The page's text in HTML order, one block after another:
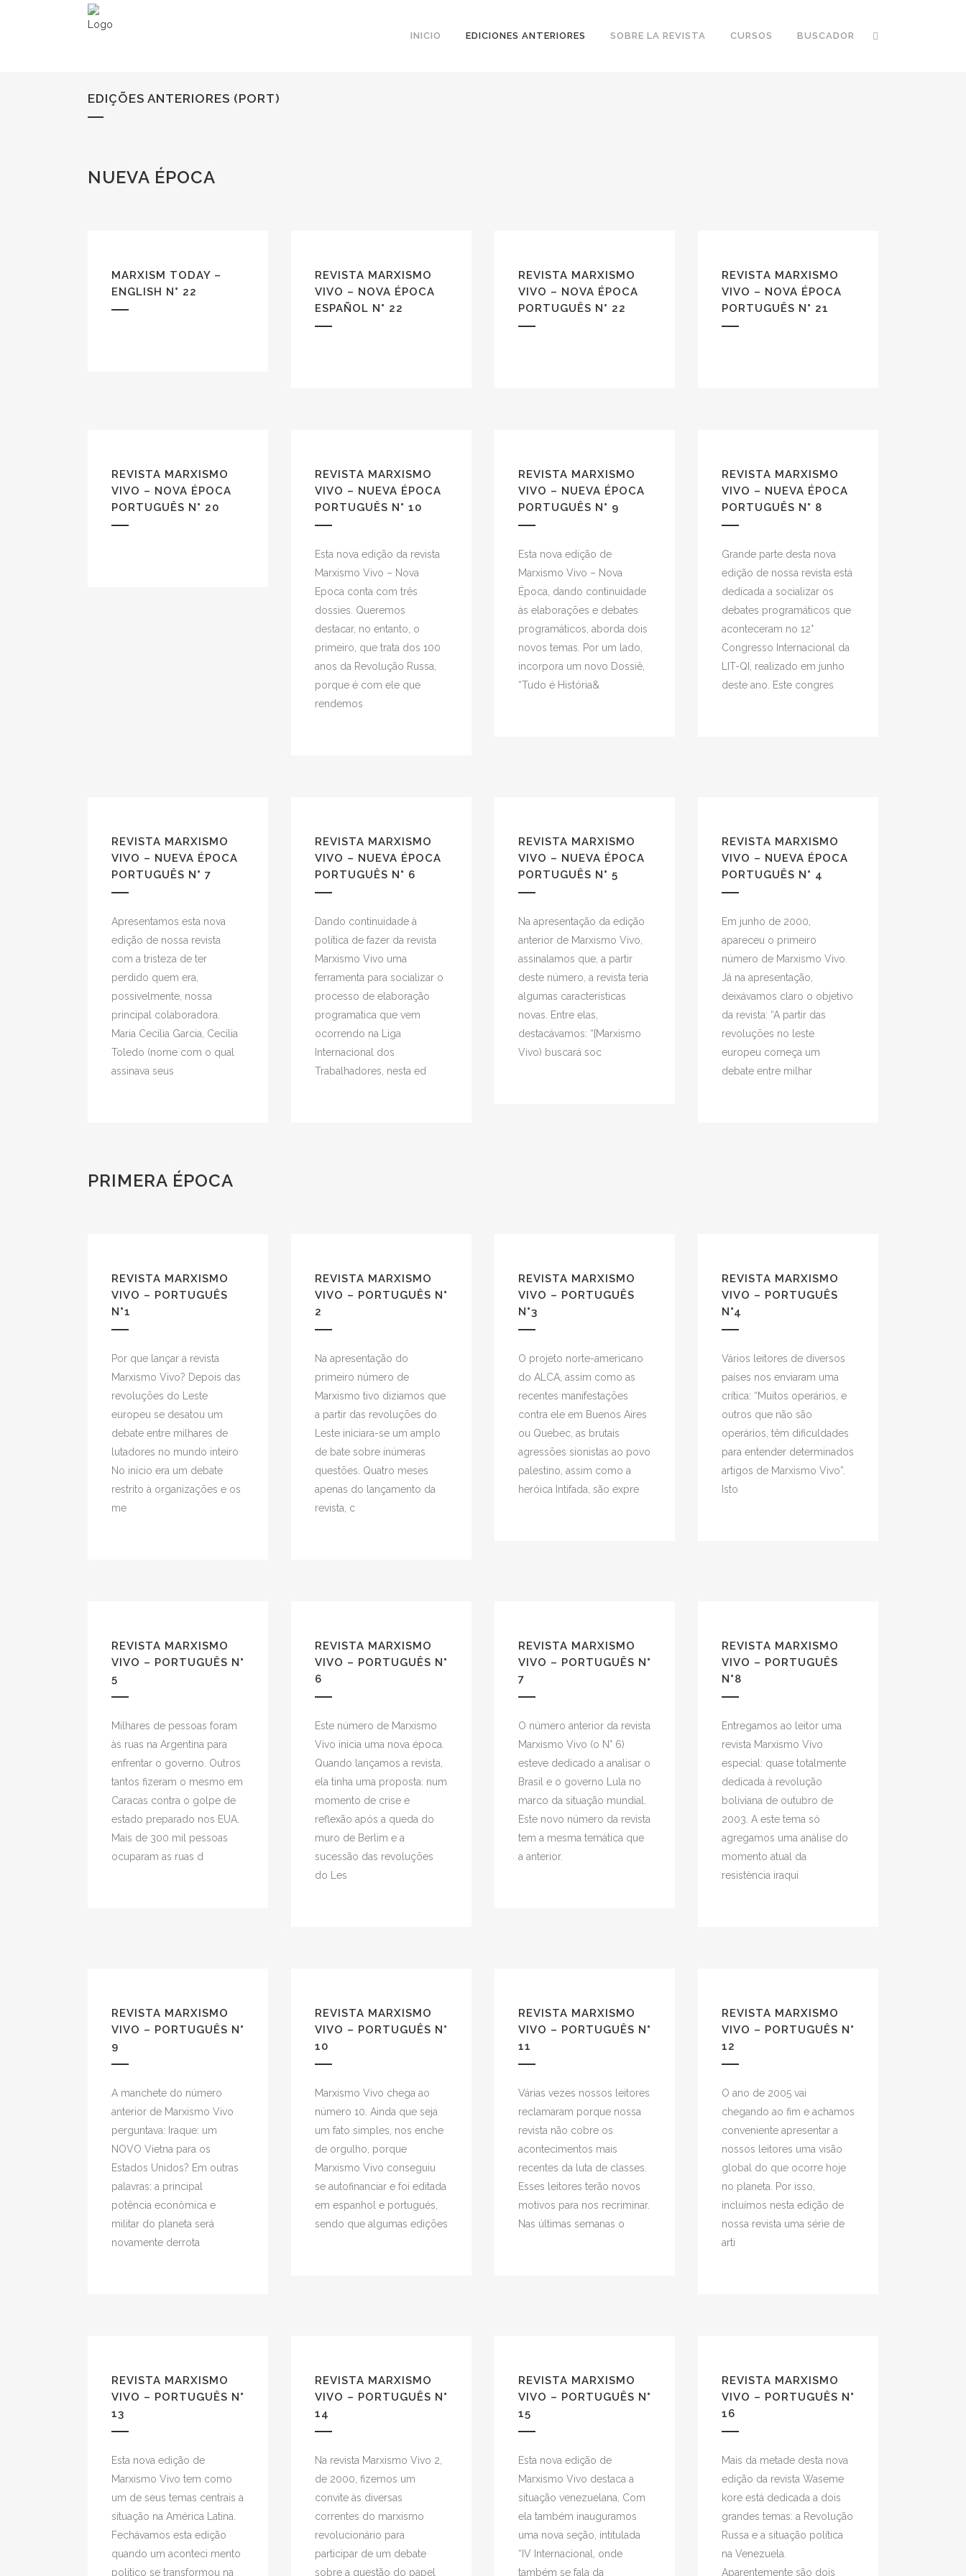
INICIO EDICIONES ANTERIORES SOBRE LA REVISTA CURSOS BUSCADOR
EDIÇÕES ANTERIORES (PORT)
NUEVA ÉPOCA
MARXISM TODAY –
ENGLISH N° 22
REVISTA MARXISMO
VIVO – NOVA ÉPOCA
ESPAÑOL N° 22
REVISTA MARXISMO
VIVO – NOVA ÉPOCA
PORTUGUÊS N° 22
REVISTA MARXISMO
VIVO – NOVA ÉPOCA
PORTUGUÊS N° 21
REVISTA MARXISMO
VIVO – NOVA ÉPOCA
PORTUGUÊS N° 20
REVISTA MARXISMO
VIVO – NUEVA ÉPOCA
PORTUGUÊS N° 10
Esta nova edição da revista
Marxismo Vivo – Nova
Epoca conta com três
dossies. Queremos
destacar, no entanto, o
primeiro, que trata dos 100
anos da Revolução Russa,
porque é com ele que
rendemos
REVISTA MARXISMO
VIVO – NUEVA ÉPOCA
PORTUGUÊS N° 9
Esta nova edição de
Marxismo Vivo – Nova
Época, dando continuidade
às elaborações e debates
programáticos, aborda dois
novos temas. Por um lado,
incorpora um novo Dossiê,
“Tudo é História&
REVISTA MARXISMO
VIVO – NUEVA ÉPOCA
PORTUGUÊS N° 8
Grande parte desta nova
edição de nossa revista está
dedicada a socializar os
debates programáticos que
aconteceram no 12°
Congresso Internacional da
LIT-QI, realizado em junho
deste ano. Este congres
REVISTA MARXISMO
VIVO – NUEVA ÉPOCA
PORTUGUÊS N° 7
Apresentamos esta nova
edição de nossa revista
com a tristeza de ter
perdido quem era,
possivelmente, nossa
principal colaboradora.
Maria Cecília Garcia, Cecilia
Toledo (nome com o qual
assinava seus
REVISTA MARXISMO
VIVO – NUEVA ÉPOCA
PORTUGUÊS N° 6
Dando continuidade à
política de fazer da revista
Marxismo Vivo uma
ferramenta para socializar o
processo de elaboração
programatica que vem
ocorrendo na Liga
Internacional dos
Trabalhadores, nesta ed
REVISTA MARXISMO
VIVO – NUEVA ÉPOCA
PORTUGUÊS N° 5
Na apresentação da edição
anterior de Marxismo Vivo,
assinalamos que, a partir
deste número, a revista teria
algumas características
novas. Entre elas,
destacávamos: “[Marxismo
Vivo) buscará soc
REVISTA MARXISMO
VIVO – NUEVA ÉPOCA
PORTUGUÊS N° 4
Em junho de 2000,
apareceu o primeiro
número de Marxismo Vivo.
Já na apresentação,
deixávamos claro o objetivo
da revista: “A partir das
revoluções no leste
europeu começa um
debate entre milhar
PRIMERA ÉPOCA
REVISTA MARXISMO
VIVO – PORTUGUÊS
N°1
Por que lançar a revista
Marxismo Vivo? Depois das
revoluções do Leste
europeu se desatou um
debate entre milhares de
lutadores no mundo inteiro
No início era um debate
restrito à organizações e os
me
REVISTA MARXISMO
VIVO – PORTUGUÊS N°
2
Na apresentação do
primeiro número de
Marxismo tivo diziamos que
a partir das revoluções do
Leste iniciara-se um amplo
de bate sobre inúmeras
questões. Quatro meses
apenas do lançamento da
revista, c
REVISTA MARXISMO
VIVO – PORTUGUÊS
N°3
O projeto norte-americano
do ALCA, assim como as
recentes manifestações
contra ele em Buenos Aires
ou Quebec, as brutais
agressões sionistas ao povo
palestino, assim como a
heróica Intifada, são expre
REVISTA MARXISMO
VIVO – PORTUGUÊS
N°4
Vários leitores de diversos
países nos enviaram uma
crítica: “Muitos operários, e
outros que não são
operários, têm dificuldades
para entender determinados
artigos de Marxismo Vivo”.
Isto
REVISTA MARXISMO
VIVO – PORTUGUÊS N°
5
Milhares de pessoas foram
às ruas na Argentina para
enfrentar o governo. Outros
tantos fizeram o mesmo em
Caracas contra o golpe de
estado preparado nos EUA.
Mais de 300 mil pessoas
ocuparam as ruas d
REVISTA MARXISMO
VIVO – PORTUGUÊS N°
6
Este número de Marxismo
Vivo inicia uma nova época.
Quando lançamos a revista,
ela tinha uma proposta: num
momento de crise e
reflexão após a queda do
muro de Berlim e a
sucessão das revoluções
do Les
REVISTA MARXISMO
VIVO – PORTUGUÊS N°
7
O número anterior da revista
Marxismo Vivo (o N° 6)
esteve dedicado a analisar o
Brasil e o governo Lula no
marco da situação mundial.
Este novo número da revista
tem a mesma temática que
a anterior.
REVISTA MARXISMO
VIVO – PORTUGUÊS
N°8
Entregamos ao leitor uma
revista Marxismo Vivo
especial: quase totalmente
dedicada à revolução
boliviana de outubro de
2003. A este tema só
agregamos uma análise do
momento atual da
resistència iraqui
REVISTA MARXISMO
VIVO – PORTUGUÊS N°
9
A manchete do número
anterior de Marxismo Vivo
perguntava: Iraque: um
NOVO Vietna para os
Estados Unidos? Em outras
palavras: a principal
potência econômica e
militar do planeta será
novamente derrota
REVISTA MARXISMO
VIVO – PORTUGUÊS N°
10
Marxismo Vivo chega ao
número 10. Ainda que seja
um fato simples, nos enche
de orgulho, porque
Marxismo Vivo conseguiu
se autofinanciar e foi editada
em espanhol e portugués,
sendo que algumas edições
REVISTA MARXISMO
VIVO – PORTUGUÊS N°
11
Várias vezes nossos leitores
reclamaram porque nossa
revista não cobre os
acontecimentos mais
recentes da luta de classes.
Esses leitores terão novos
motivos para nos recriminar.
Nas últimas semanas o
REVISTA MARXISMO
VIVO – PORTUGUÊS N°
12
O ano de 2005 vai
chegando ao fim e achamos
conveniente apresentar a
nossos leitores uma visão
global do que ocorre hoje
no planeta. Por isso,
incluímos nesta edição de
nossa revista uma série de
arti
REVISTA MARXISMO
VIVO – PORTUGUÊS N°
13
Esta nova edição de
Marxismo Vivo tem como
um de seus temas centrais a
situação na América Latina.
Fechávamos esta edição
quando um aconteci mento
politico se transformou na
REVISTA MARXISMO
VIVO – PORTUGUÊS N°
14
Na revista Marxismo Vivo 2,
de 2000, fizemos um
convite às diversas
correntes do marxismo
revolucionário para
participar de um debate
sobre a questão do papel
REVISTA MARXISMO
VIVO – PORTUGUÊS N°
15
Esta nova edição de
Marxismo Vivo destaca a
situação venezuelana, Com
ela também inauguramos
uma nova seção, intitulada
“IV Internacional, onde
também se fala da
REVISTA MARXISMO
VIVO – PORTUGUÊS N°
16
Mais da metade desta nova
edição da revista Waseme
kore está dedicada a dois
grandes temas: a Revolução
Russa e a situação política
na Venezuela.
Aparentemente são dois